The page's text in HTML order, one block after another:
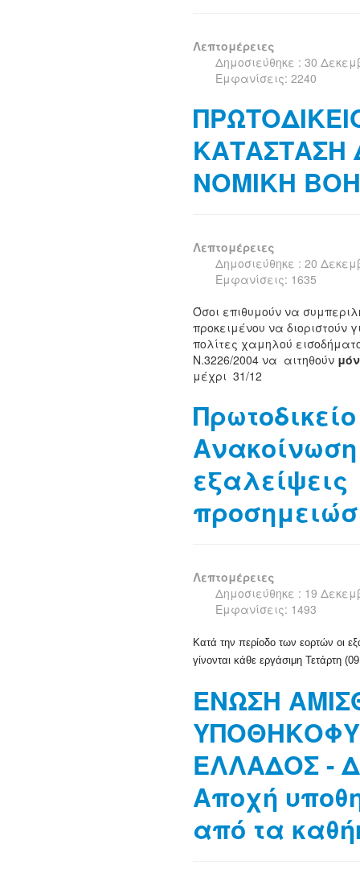
Λεπτομέρειες
Δημοσιεύθηκε : 30
Εμφανίσεις: 2240
ΚΑΤΑΣΤΑΣΗ
ΝΟΜΙΚΗ
Λεπτομέρειες
Δημοσιεύθηκε : 20
Εμφανίσεις: 1635
Όσοι επιθυμούν να
προκειμένου να διοριστούν
πολίτες χαμηλού
Ν.3226/2004 να αιτηθούν
μέχρι 31/12
εξαλείψεις
Λεπτομέρειες
Δημοσιεύθηκε : 19
Εμφανίσεις: 1493
Κατά την περίοδο των εορτών οι
γίνονται κάθε εργάσιμη Τετάρτη
ΕΝΩΣΗ
ΕΛΛΑΔΟΣ -
Αποχή
από τα